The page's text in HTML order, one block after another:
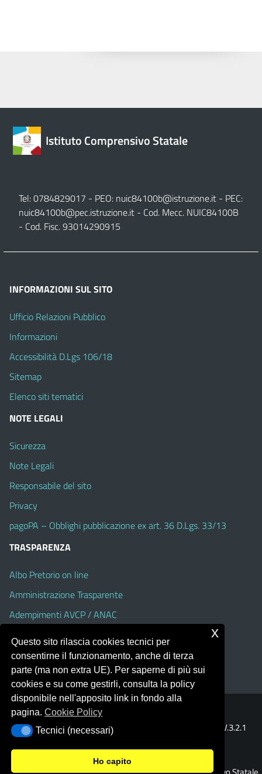
Istituto Comprensivo Statale
Tel: 0784829017 - PEO: nuic84100b@istruzione.it - PEC:
nuic84100b@pec.istruzione.it - Cod. Mecc. NUIC84100B
- Cod. Fisc. 93014290915
INFORMAZIONI SUL SITO
Ufficio Relazioni Pubblico
Informazioni
Accessibilità D.Lgs 106/18
Sitemap
Elenco siti tematici
NOTE LEGALI
Sicurezza
Note Legali
Responsabile del sito
Privacy
pagoPA – Obblighi pubblicazione ex art. 36 D.Lgs. 33/13
TRASPARENZA
Albo Pretorio on line
Amministrazione Trasparente
Adempimenti AVCP / ANAC
Dichiarazione di accessibilità
Portale realizzato con la piattaforma
Template Italia configurato sul tema accessibile
V.3.2.1
(Alioth)
Questo sito rilascia cookies tecnici per
consentirne il funzionamento, anche di terza
parte (ma non extra UE). Per saperne di più sui
cookies e su come gestirli, consulta la policy
disponibile nell'apposito link in fondo alla
pagina.Cookie Policy
Tecnici (necessari)
Tecnici (necessari)
Ho capito
x